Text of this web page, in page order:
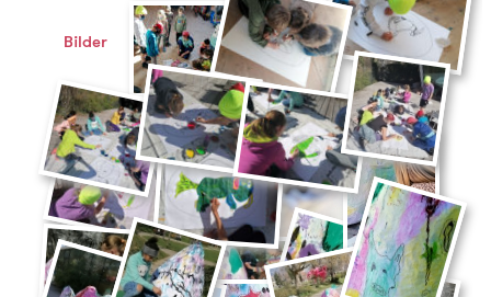
Bilder